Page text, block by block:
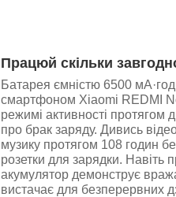
Працюй скільки
Батарея ємністю 6500
смартфоном Xiaomi REDMI
режимі активності протягом
про брак заряду. Дивись
музику протягом 108 годин
розетки для зарядки. Навіть
акумулятор демонструє
вистачає для безперервних